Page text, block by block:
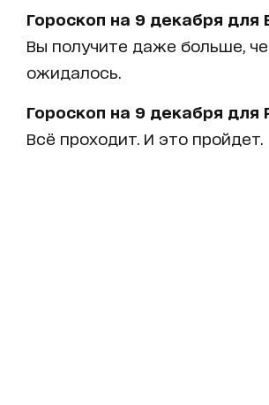
Гороскоп на 9 декабря для
Вы получите даже больше,
ожидалось.
Гороскоп на 9 декабря для
Всё проходит. И это пройдет.